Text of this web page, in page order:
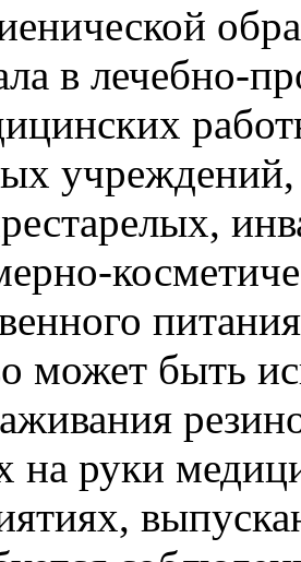
в лечебно-
учреждений,
может быть
на руки